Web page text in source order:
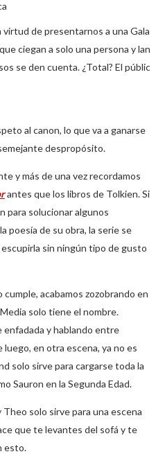
de presentarnos a una
ciegan a solo una persona y
se den cuenta. ¿Total? El
al canon, lo que va a ganarse
despropósito.
y más de una vez recordamos
antes que los libros de Tolkien. Si
para solucionar algunos
poesía de su obra, la serie se
sin ningún tipo de gusto
acabamos zozobrando en
solo tiene el nombre.
enfadada y hablando entre
en otra escena, ya no es
solo sirve para cargarse toda la
Sauron en la Segunda Edad.
solo sirve para una escena
que te levantes del sofá y te
esto.